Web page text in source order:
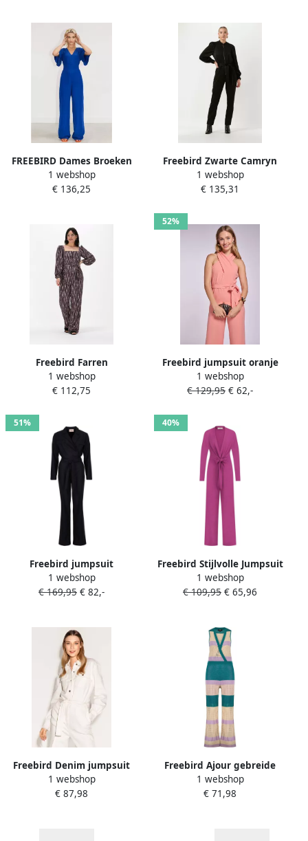
FREEBIRD Dames Broeken
Wv-stripe-jacq-vis-23-1
Blauw
1 webshop
€ 136,25
Freebird Zwarte Camryn
Jumpsuit Damesbroek Black
Dames
1 webshop
€ 135,31
Freebird Farren
Damesbroek Black Dames
1 webshop
€ 112,75
52%
Freebird jumpsuit oranje
1 webshop
€ 129,95 € 62,-
51%
Freebird jumpsuit
donkerblauw met lurex
1 webshop
€ 169,95 € 82,-
40%
Freebird Stijlvolle Jumpsuit
Pink Dames
1 webshop
€ 109,95 € 65,96
Freebird Denim jumpsuit
Armell naturel
1 webshop
€ 87,98
Freebird Ajour gebreide
jumpsuit Emie multi
1 webshop
€ 71,98